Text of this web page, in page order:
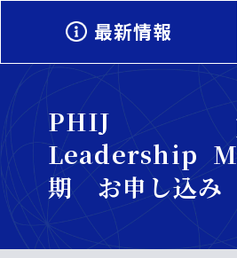
最新情報
PHIJ
Leadership
期 お申し込み